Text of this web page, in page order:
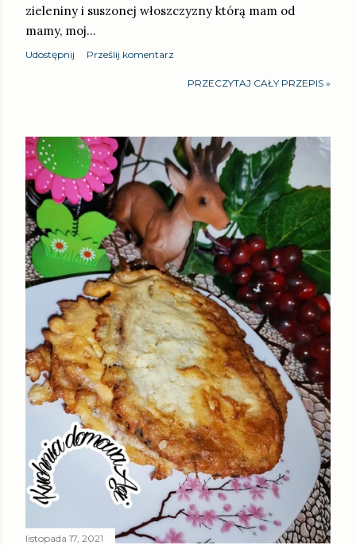
zieleniny i suszonej włoszczyzny którą mam od
mamy, moj…
Udostępnij Prześlij komentarz
PRZECZYTAJ CAŁY PRZEPIS »
listopada 17, 2021